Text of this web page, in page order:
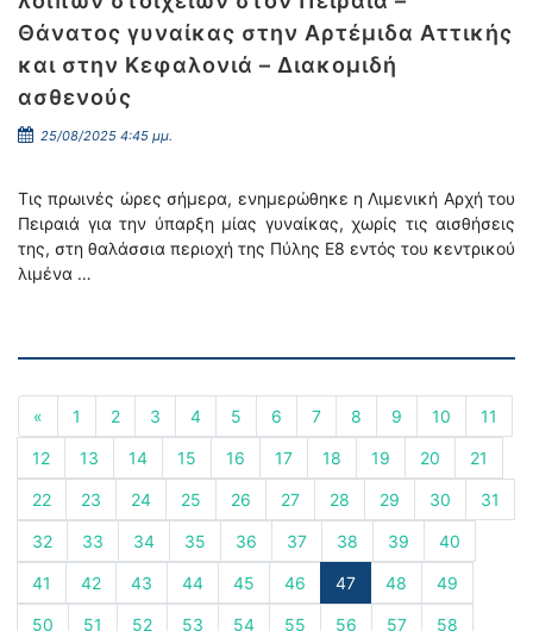
Θάνατος γυναίκας στην Αρτέμιδα Αττικής
και στην Κεφαλονιά – Διακομιδή
ασθενούς
25/08/2025 4:45 μμ.
Τις πρωινές ώρες σήμερα, ενημερώθηκε η Λιμενική Αρχή του
Πειραιά για την ύπαρξη μίας γυναίκας, χωρίς τις αισθήσεις
της, στη θαλάσσια περιοχή της Πύλης Ε8 εντός του κεντρικού
λιμένα …
« 1 2 3 4 5 6 7 8 9 10 11
12 13 14 15 16 17 18 19 20 21
22 23 24 25 26 27 28 29 30 31
32 33 34 35 36 37 38 39 40
41 42 43 44 45 46 47 48 49
50 51 52 53 54 55 56 57 58